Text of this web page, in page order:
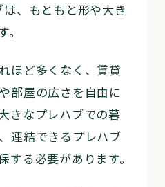
、もともと形や大き
ほど多くなく、賃貸
部屋の広さを自由に
きなプレハブでの暮
連結できるプレハブ
する必要があります。